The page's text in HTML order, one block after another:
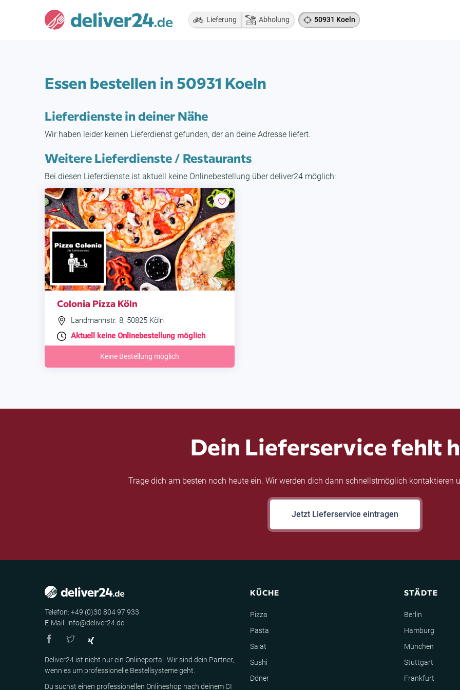
Lieferung Abholung 50931 Koeln
Essen bestellen in 50931 Koeln
Lieferdienste in deiner Nähe
Wir haben leider keinen Lieferdienst gefunden, der an deine Adresse liefert.
Weitere Lieferdienste / Restaurants
Bei diesen Lieferdienste ist aktuell keine Onlinebestellung über deliver24 möglich:
Colonia Pizza Köln
Landmannstr. 8, 50825 Köln
Aktuell keine Onlinebestellung möglich.
Keine Bestellung möglich
Dein Lieferservice fehlt
Trage dich am besten noch heute ein. Wir werden dich dann schnellstmöglich kontaktieren
Jetzt Lieferservice eintragen
Telefon: +49 (0)30 804 97 933
E-Mail: info@deliver24.de
Deliver24 ist nicht nur ein Onlineportal. Wir sind dein Partner,
wenn es um professionelle Bestellsysteme geht.
Du suchst einen professionellen Onlineshop nach deinem CI
KÜCHE
Pizza
Pasta
Salat
Sushi
Döner
STÄDTE
Berlin
Hamburg
München
Stuttgart
Frankfurt